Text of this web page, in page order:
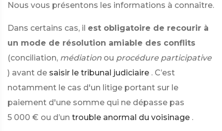
Nous vous présentons les informations à connaître.
Dans certains cas, il est obligatoire de recourir à
un mode de résolution amiable des conflits
(conciliation, médiation ou procédure participative
) avant de saisir le tribunal judiciaire . C’est
notamment le cas d'un litige portant sur le
paiement d'une somme qui ne dépasse pas
5 000 € ou d’un trouble anormal du voisinage .